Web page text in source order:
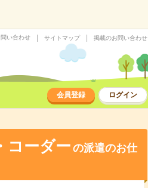
い合わせ サイトマップ 掲載のお問い合わせ
会員登録 ログイン
コーダー の派遣のお仕